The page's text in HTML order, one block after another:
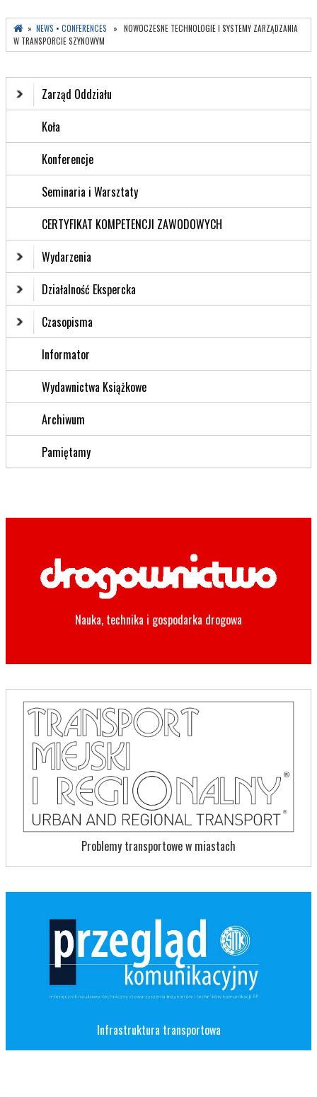
» NEWS • CONFERENCES » NOWOCZESNE TECHNOLOGIE I SYSTEMY ZARZĄDZANIA
W TRANSPORCIE SZYNOWYM
Zarząd Oddziału
Koła
Konferencje
Seminaria i Warsztaty
CERTYFIKAT KOMPETENCJI ZAWODOWYCH
Wydarzenia
Działalność Ekspercka
Czasopisma
Informator
Wydawnictwa Książkowe
Archiwum
Pamiętamy
Nauka, technika i gospodarka drogowa
Problemy transportowe w miastach
Infrastruktura transportowa